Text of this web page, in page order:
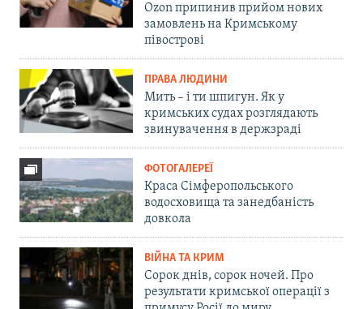
Ozon припинив прийом нових
замовлень на Кримському
півострові
ПРАВА ЛЮДИНИ
Мить – і ти шпигун. Як у
кримських судах розглядають
звинувачення в держзраді
ФОТОГАЛЕРЕЇ
Краса Сімферопольського
водосховища та занедбаність
довкола
ВІЙНА ТА КРИМ
Сорок днів, сорок ночей. Про
результати кримської операції з